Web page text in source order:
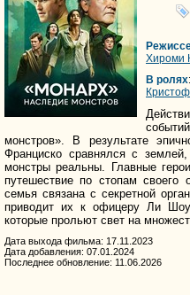
Хироми
В ролях:
монстров». В результате
Франциско сравнялся с
монстры реальны. Главные
путешествие по стопам своего
семья связана с секретной
приводит их к офицеру Ли Шоу
которые прольют свет на
Дата выхода фильма: 17.11.2023
Дата добавления: 07.01.2024
Последнее обновление: 11.06.2026